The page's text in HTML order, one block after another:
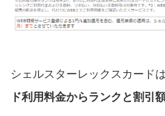
シェルスターレックスカードは
ド利用料金からランクと割引